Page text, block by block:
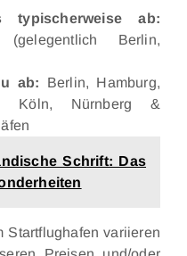
ab:
(gelegentlich Berlin,
ab: Berlin, Hamburg,
Köln, Nürnberg &
Schrift: Das
Startflughafen variieren